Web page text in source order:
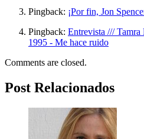
Pingback: ¡Por fin, Jon
Pingback: Entrevista ///
1995 - Me hace ruido
Comments are closed.
Post Relacionados